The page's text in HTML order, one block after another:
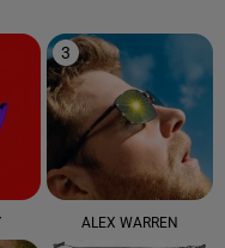
3
ALEX WARREN